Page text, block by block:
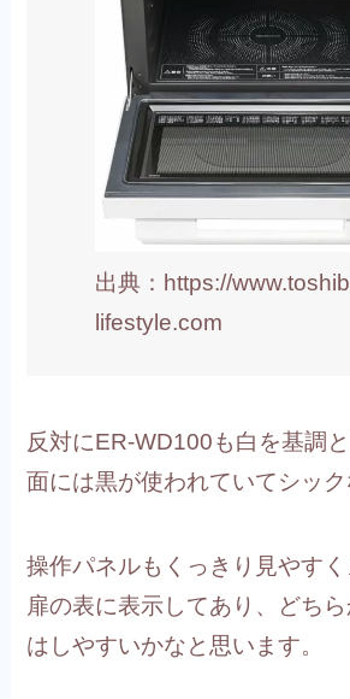
出典：https://
lifestyle.com
反対にER-WD100も白を基調
面には黒が使われていてシック
操作パネルもくっきり見やす
扉の表に表示してあり、どち
はしやすいかなと思います。